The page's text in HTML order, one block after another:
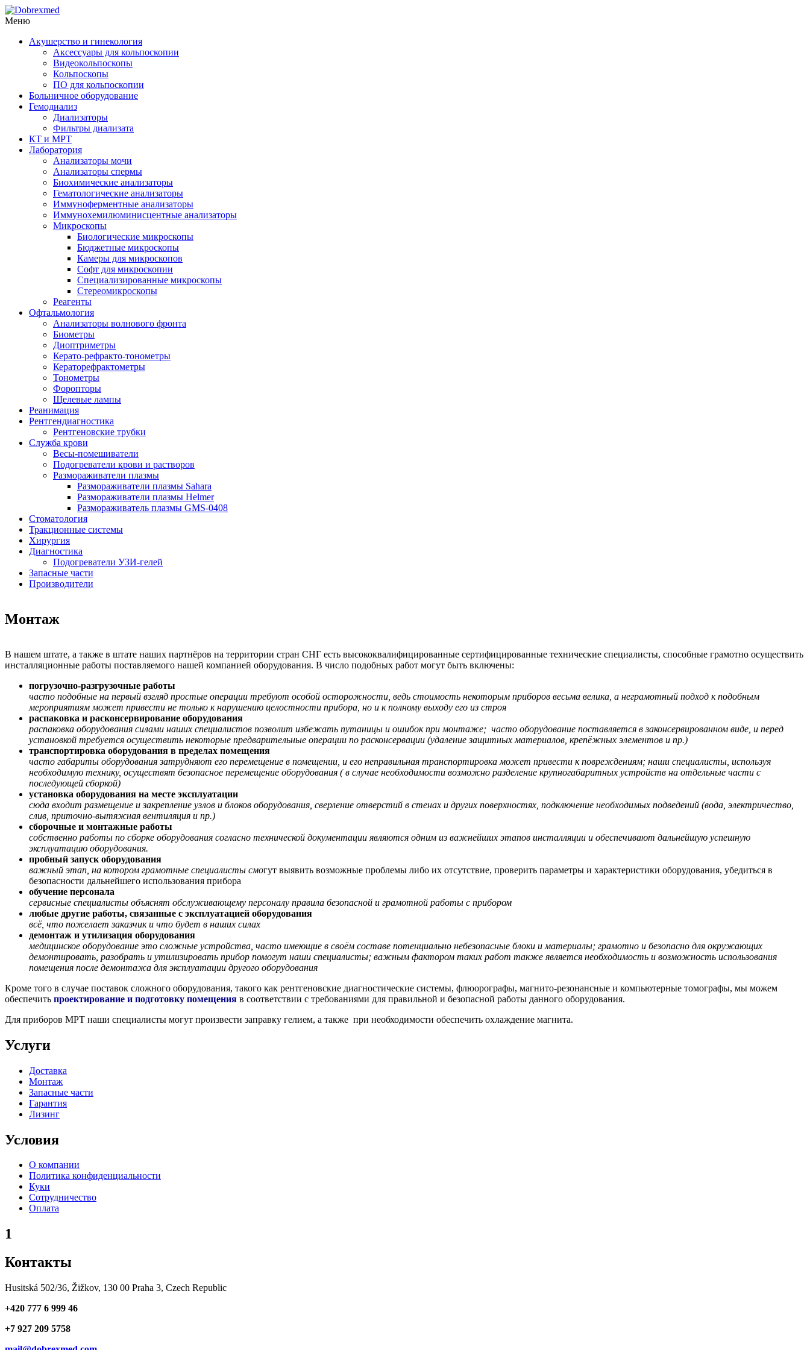
Меню
Акушерство и гинекология
Аксессуары для кольпоскопии
Видеокольпоскопы
Кольпоскопы
ПО для кольпоскопии
Больничное оборудование
Гемодиализ
Диализаторы
Фильтры диализата
КТ и МРТ
Лаборатория
Анализаторы мочи
Анализаторы спермы
Биохимические анализаторы
Гематологические анализаторы
Иммуноферментные анализаторы
Иммунохемилюминисцентные анализаторы
Микроскопы
Биологические микроскопы
Бюджетные микроскопы
Камеры для микроскопов
Софт для микроскопии
Специализированные микроскопы
Стереомикроскопы
Реагенты
Офтальмология
Анализаторы волнового фронта
Биометры
Диоптриметры
Керато-рефракто-тонометры
Кераторефрактометры
Тонометры
Форопторы
Щелевые лампы
Реанимация
Рентгендиагностика
Рентгеновские трубки
Служба крови
Весы-помешиватели
Подогреватели крови и растворов
Размораживатели плазмы
Размораживатели плазмы Sahara
Размораживатели плазмы Helmer
Размораживатель плазмы GMS-0408
Стоматология
Тракционные системы
Хирургия
Диагностика
Подогреватели УЗИ-гелей
Запасные части
Производители
Монтаж
В нашем штате, а также в штате наших партнёров на территории стран СНГ есть высококвалифицированные сертифицированные технические специалисты, способные грамотно осуществить
инсталляционные работы поставляемого нашей компанией оборудования. В число подобных работ могут быть включены:
погрузочно-разгрузочные работы
часто подобные на первый взгляд простые операции требуют особой осторожности, ведь стоимость некоторым приборов весьма велика, а неграмотный подход к подобным
мероприятиям может привести не только к нарушению целостности прибора, но и к полному выходу его из строя
распаковка и расконсервирование оборудования
распаковка оборудования силами наших специалистов позволит избежать путаницы и ошибок при монтаже; часто оборудование поставляется в законсервированном виде, и перед
установкой требуется осуществить некоторые предварительные операции по расконсервации (удаление защитных материалов, крепёжных элементов и пр.)
транспортировка оборудования в пределах помещения
часто габариты оборудования затрудняют его перемещение в помещении, и его неправильная транспортировка может привести к повреждениям; наши специалисты, используя
необходимую технику, осуществят безопасное перемещение оборудования ( в случае необходимости возможно разделение крупногабаритных устройств на отдельные части с
последующей сборкой)
установка оборудования на месте эксплуатации
сюда входит размещение и закрепление узлов и блоков оборудования, сверление отверстий в стенах и других поверхностях, подключение необходимых подведений (вода, электричество,
слив, приточно-вытяжная вентиляция и пр.)
сборочные и монтажные работы
собственно работы по сборке оборудования согласно технической документации являются одним из важнейших этапов инсталляции и обеспечивают дальнейшую успешную
эксплуатацию оборудования.
пробный запуск оборудования
важный этап, на котором грамотные специалисты смогут выявить возможные проблемы либо их отсутствие, проверить параметры и характеристики оборудования, убедиться в
безопасности дальнейшего использования прибора
обучение персонала
сервисные специалисты объяснят обслуживающему персоналу правила безопасной и грамотной работы с прибором
любые другие работы, связанные с эксплуатацией оборудования
всё, что пожелает заказчик и что будет в наших силах
демонтаж и утилизация оборудования
медицинское оборудование это сложные устройства, часто имеющие в своём составе потенциально небезопасные блоки и материалы; грамотно и безопасно для окружающих
демонтировать, разобрать и утилизировать прибор помогут наши специалисты; важным фактором таких работ также является необходимость и возможность использования
помещения после демонтажа для эксплуатации другого оборудования
Кроме того в случае поставок сложного оборудования, такого как рентгеновские диагностические системы, флюорографы, магнито-резонансные и компьютерные томографы, мы можем
обеспечить проектирование и подготовку помещения в соответствии с требованиями для правильной и безопасной работы данного оборудования.
Для приборов МРТ наши специалисты могут произвести заправку гелием, а также при необходимости обеспечить охлаждение магнита.
Услуги
Доставка
Монтаж
Запасные части
Гарантия
Лизинг
Условия
О компании
Политика конфиденциальности
Куки
Сотрудничество
Оплата
1
Контакты
Husitská 502/36, Žižkov, 130 00 Praha 3, Czech Republic
+420 777 6 999 46
+7 927 209 5758